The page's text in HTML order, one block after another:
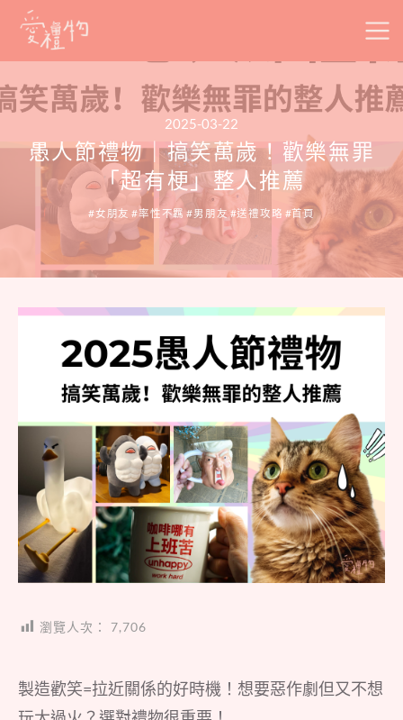
Skip
2025-03-22
愚人節禮物｜搞笑萬歲！歡樂無罪
「超有梗」整人推薦
女朋友 率性不羈 男朋友 送禮攻略 首頁
瀏覽人次： 7,706
製造歡笑=拉近關係的好時機！想要惡作劇但又不想